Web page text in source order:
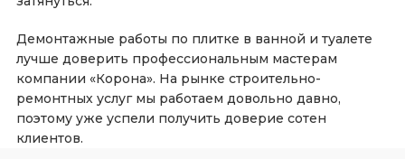
Демонтажные работы по плитке в ванной и туалете
лучше доверить профессиональным мастерам
компании «Корона». На рынке строительно-
ремонтных услуг мы работаем довольно давно,
поэтому уже успели получить доверие сотен
клиентов.